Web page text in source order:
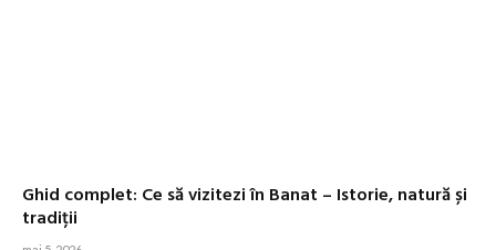
Ghid complet: Ce să vizitezi în Banat – Istorie, natură și
tradiții